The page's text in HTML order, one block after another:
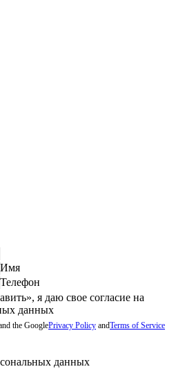
Имя
Телефон
я даю свое согласие на
данных
the GooglePrivacy Policy andTerms of Service
данных